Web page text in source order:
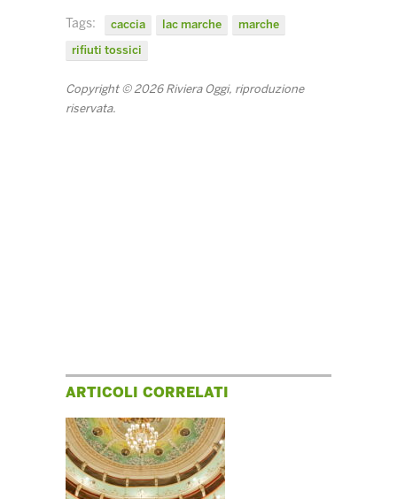
Tags: caccia lac marche
marche
rifiuti tossici
Copyright © 2026 Riviera Oggi, riproduzione
riservata.
ARTICOLI CORRELATI